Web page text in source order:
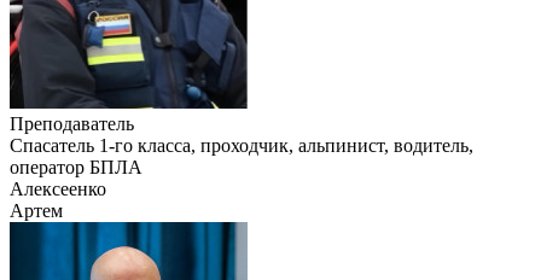
Преподаватель
Cпасатель 1-го класса, проходчик, альпинист, водитель,
оператор БПЛА
Алексеенко
Артем